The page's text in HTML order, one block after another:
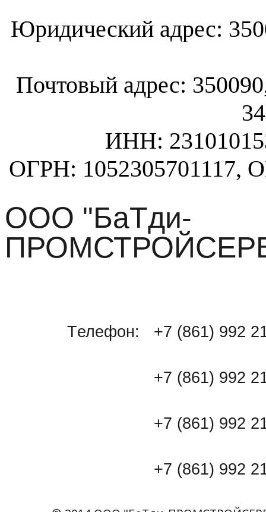
Юридический адрес:
Почтовый адрес:
ИНН:
ОГРН: 1052305701117,
ООО "БаТди-
Tелефон: +7 (861) 992
+7 (861) 992 21
+7 (861) 992 21
+7 (861) 992 21